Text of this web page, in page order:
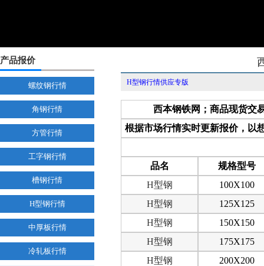
产品报价
螺纹钢行情
角钢行情
方管行情
工字钢行情
槽钢行情
H型钢行情
中厚板行情
冷轧板行情
H型钢行情供应专版
西本钢铁网；商品现货交
根据市场行情实时更新报价，以
品名
规格型号
H型钢
100X100
H型钢
125X125
H型钢
150X150
H型钢
175X175
H型钢
200X200